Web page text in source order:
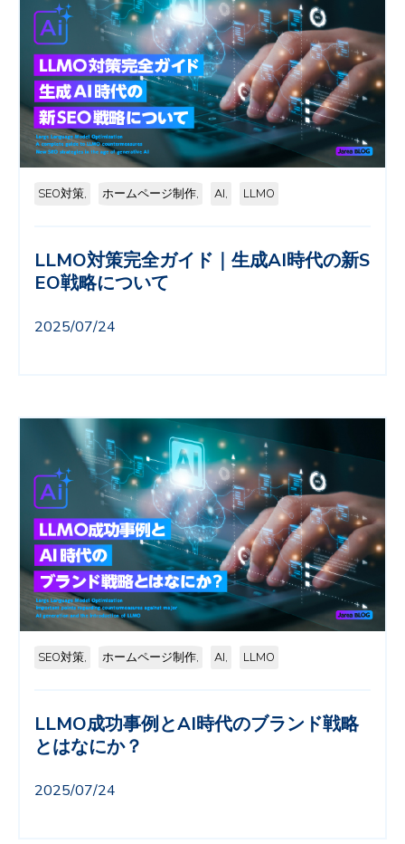
SEO対策, ホームページ制作, AI, LLMO
LLMO対策完全ガイド｜生成AI時代の新S
EO戦略について
2025/07/24
SEO対策, ホームページ制作, AI, LLMO
LLMO成功事例とAI時代のブランド戦略
とはなにか？
2025/07/24